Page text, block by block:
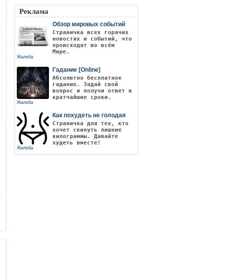
Реклама
Обзор мировых событий
Страничка всех горячих
новостях и событий, что
происходят во всём
Мире.
Жалоба
Гадание [Online]
Абсолютно бесплатное
гадание. Задай свой
вопрос и получи ответ в
кратчайшие сроки.
Жалоба
Как похудеть не голодая
Страничка для тех, кто
хочет скинуть лишние
килограммы. Давайте
худеть вместе!
Жалоба